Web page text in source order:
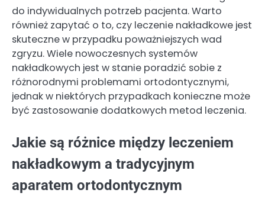
do indywidualnych potrzeb pacjenta. Warto
również zapytać o to, czy leczenie nakładkowe jest
skuteczne w przypadku poważniejszych wad
zgryzu. Wiele nowoczesnych systemów
nakładkowych jest w stanie poradzić sobie z
różnorodnymi problemami ortodontycznymi,
jednak w niektórych przypadkach konieczne może
być zastosowanie dodatkowych metod leczenia.
Jakie są różnice między leczeniem
nakładkowym a tradycyjnym
aparatem ortodontycznym